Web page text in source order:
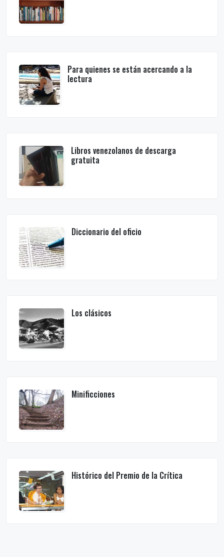
Para quienes se están acercando a la
lectura
Libros venezolanos de descarga
gratuita
Diccionario del oficio
Los clásicos
Minificciones
Histórico del Premio de la Crítica